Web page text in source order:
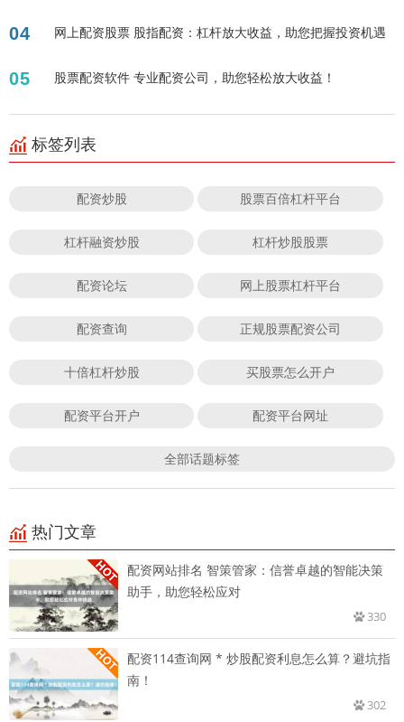
04 网上配资股票 股指配资：杠杆放大收益，助您把握投资机遇
05 股票配资软件 专业配资公司，助您轻松放大收益！
标签列表
配资炒股 股票百倍杠杆平台
杠杆融资炒股 杠杆炒股股票
配资论坛 网上股票杠杆平台
配资查询 正规股票配资公司
十倍杠杆炒股 买股票怎么开户
配资平台开户 配资平台网址
全部话题标签
热门文章
配资网站排名 智策管家：信誉卓越的智能决策
助手，助您轻松应对
330
配资114查询网 * 炒股配资利息怎么算？避坑指
南！
302